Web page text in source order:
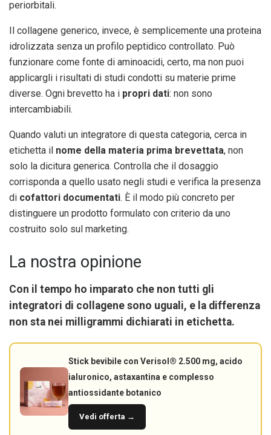
periorbitali.
Il collagene generico, invece, è semplicemente una proteina
idrolizzata senza un profilo peptidico controllato. Può
funzionare come fonte di aminoacidi, certo, ma non puoi
applicargli i risultati di studi condotti su materie prime
diverse. Ogni brevetto ha i propri dati: non sono
intercambiabili.
Quando valuti un integratore di questa categoria, cerca in
etichetta il nome della materia prima brevettata, non
solo la dicitura generica. Controlla che il dosaggio
corrisponda a quello usato negli studi e verifica la presenza
di cofattori documentati. È il modo più concreto per
distinguere un prodotto formulato con criterio da uno
costruito solo sul marketing.
La nostra opinione
Con il tempo ho imparato che non tutti gli
integratori di collagene sono uguali, e la differenza
non sta nei milligrammi dichiarati in etichetta.
Stick bevibile con Verisol® 2.500 mg, acido
ialuronico, astaxantina e complesso
antiossidante botanico
Vedi offerta →